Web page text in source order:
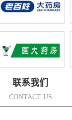
联系我们
CONTACT US